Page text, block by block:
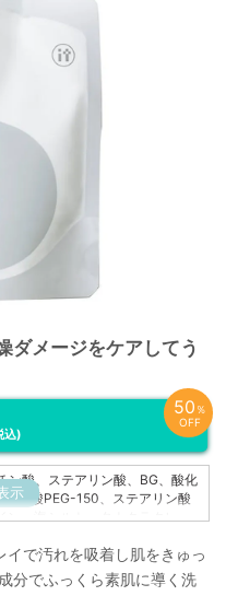
ダメージをケアしてう
込)
50 ％
OFF
示
ン酸、ステアリン酸、BG、酸化
ン酸PEG-150、ステアリン酸
ン、海シルト、タナクラクレ
シノイルアテロコラーゲン、豆
、ラウロイルグルタミン酸ジ(フ
メチルタウリンNa、ステアリ
で汚れを吸着し肌をきゅっ
分でふっくら素肌に導く洗